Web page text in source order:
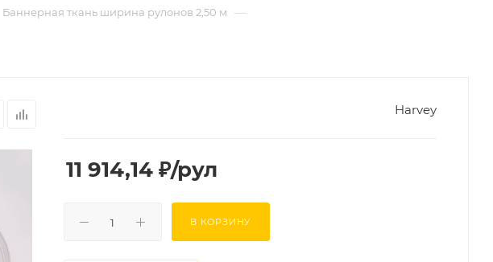
Баннерная ткань ширина рулонов 2,50 м —
Harvey
11 914,14₽/рул
В КОРЗИНУ